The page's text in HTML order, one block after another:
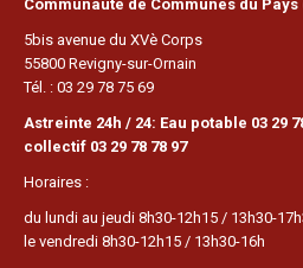
Communauté de Communes du Pays
5bis avenue du XVè Corps
55800 Revigny-sur-Ornain
Tél. : 03 29 78 75 69
Astreinte 24h / 24: Eau potable 03 29
collectif 03 29 78 78 97
Horaires :
du lundi au jeudi 8h30-12h15 / 13h30-
le vendredi 8h30-12h15 / 13h30-16h